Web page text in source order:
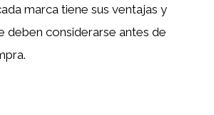
marca tiene sus ventajas y
deben considerarse antes de